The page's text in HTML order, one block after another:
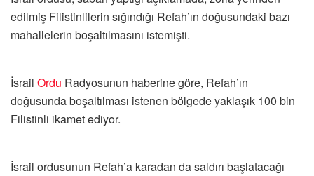
edilmiş Filistinlilerin sığındığı Refah’ın doğusundaki bazı
mahallelerin boşaltılmasını istemişti.
İsrail Ordu Radyosunun haberine göre, Refah’ın
doğusunda boşaltılması istenen bölgede yaklaşık 100 bin
Filistinli ikamet ediyor.
İsrail ordusunun Refah’a karadan da saldırı başlatacağı